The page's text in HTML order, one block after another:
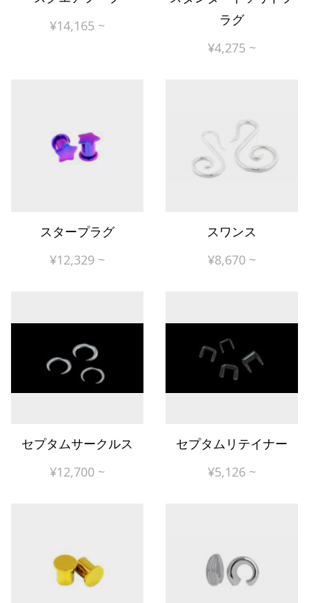
¥14,165 ~
ラグ
¥4,275 ~
スタープラグ
¥12,329 ~
スワンス
¥8,670 ~
セプタムサークルス
¥12,700 ~
セプタムリテイナー
¥5,126 ~